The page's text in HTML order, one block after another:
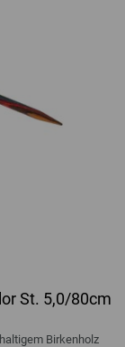
St. 5,0/80cm
Birkenholz